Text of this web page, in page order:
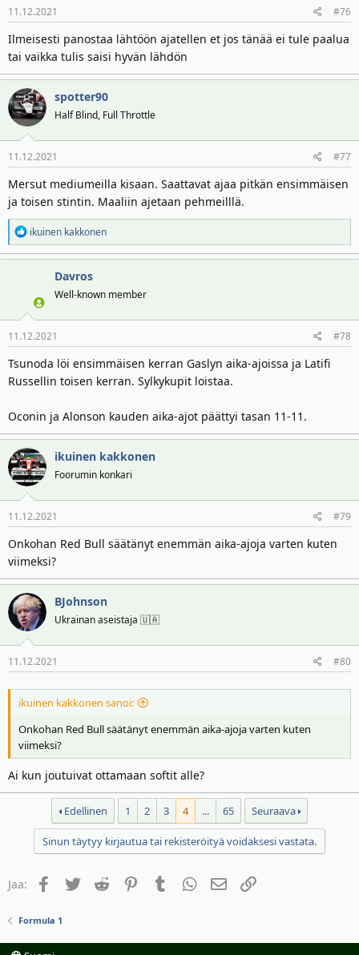
11.12.2021 #76
Ilmeisesti panostaa lähtöön ajatellen et jos tänää ei tule paalua
tai vaikka tulis saisi hyvän lähdön
spotter90
Half Blind, Full Throttle
11.12.2021 #77
Mersut mediumeilla kisaan. Saattavat ajaa pitkän ensimmäisen
ja toisen stintin. Maaliin ajetaan pehmeilllä.
R
e
a
o
t
ikuinen kakkonen
Davros
Well-known member
11.12.2021 #78
Tsunoda löi ensimmäisen kerran Gaslyn aika-ajoissa ja Latifi
Russellin toisen kerran. Sylkykupit loistaa.
Oconin ja Alonson kauden aika-ajot päättyi tasan 11-11.
ikuinen kakkonen
Foorumin konkari
11.12.2021 #79
Onkohan Red Bull säätänyt enemmän aika-ajoja varten kuten
viimeksi?
BJohnson
Ukrainan aseistaja 🇺🇦
11.12.2021 #80
ikuinen kakkonen sanoi:
Onkohan Red Bull säätänyt enemmän aika-ajoja varten kuten
viimeksi?
Ai kun joutuivat ottamaan softit alle?
Edellinen 1 2 3 4 ... 65 Seuraava
Sinun täytyy kirjautua tai rekisteröityä voidaksesi vastata.
Jaa: Facebook
TwitterReddit PinterestTumblrWhatsAppSähköposti
Linkki
Formula 1